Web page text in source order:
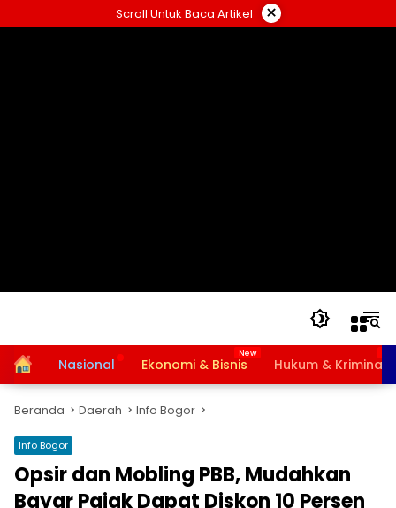
ke
Scroll Untuk Baca Artikel ×
HomeNasional Ekonomi & Bisnis Hukum & Kriminal
Beranda Daerah Info Bogor
Info Bogor
Opsir dan Mobling PBB, Mudahkan
Bayar Pajak Dapat Diskon 10 Persen